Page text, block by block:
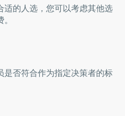
适的人选，您可以考虑其他选
是否符合作为指定决策者的标